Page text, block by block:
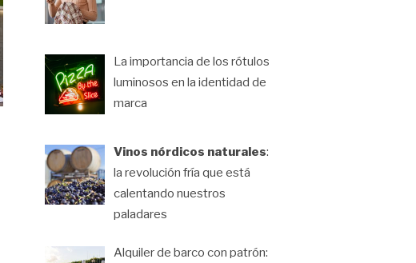
La importancia de los rótulos
luminosos en la identidad de
marca
Vinos nórdicos naturales:
la revolución fría que está
calentando nuestros
paladares
Alquiler de barco con patrón: